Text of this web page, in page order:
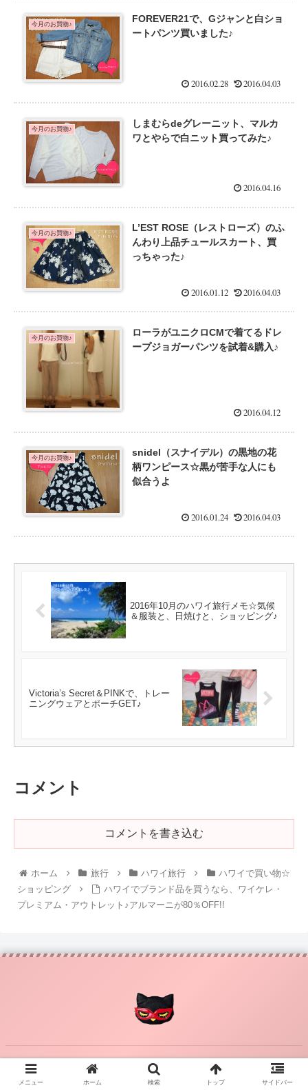
今月のお買物♪
FOREVER21で、Gジャンと白ショ
ートパンツ買いました♪
2016.02.28 2016.04.03
今月のお買物♪
しまむらdeグレーニット、マルカ
ワとやらで白ニット買ってみた♪
2016.04.16
今月のお買物♪
L’EST ROSE（レストローズ）のふ
んわり上品チュールスカート、買
っちゃった♪
2016.01.12 2016.04.03
今月のお買物♪
ローラがユニクロCMで着てるドレ
ープジョガーパンツを試着&購入♪
2016.04.12
今月のお買物♪
snidel（スナイデル）の黒地の花
柄ワンピース☆黒が苦手な人にも
似合うよ
2016.01.24 2016.04.03
2016年10月のハワイ旅行メモ☆気候
＆服装と、日焼けと、ショッピング♪
Victoria’s Secret＆PINKで、トレー
ニングウェアとポーチGET♪
コメント
コメントを書き込む
ホーム 旅行 ハワイ旅行
ハワイで買い物☆
ショッピング
ハワイでブランド品を買うなら、ワイケレ・
プレミアム・アウトレット♪アルマーニが80％OFF!!
© 2014-2026 かわいい♥TMK36.
メニュー ホーム 検索 トップ サイドバー